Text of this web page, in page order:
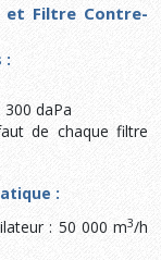
et Filtre Contre-
:
daPa
de chaque filtre
:
: 50 000 m3/h